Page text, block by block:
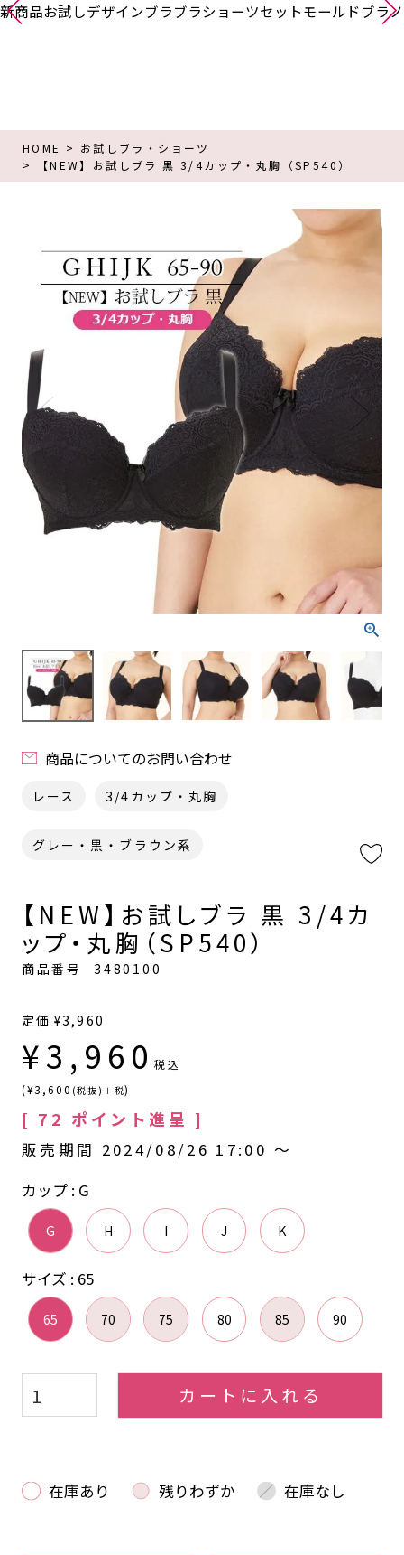
新商品お試しデザインブラブラショーツセットモールドブラ
HOME
お試しブラ・ショーツ
【NEW】お試しブラ 黒 3/4カップ・丸胸（SP540）
商品についてのお問い合わせ
レース 3/4カップ・丸胸
グレー・黒・ブラウン系
【NEW】お試しブラ 黒 3/4カ
ップ・丸胸（SP540）
商品番号 3480100
定価 ¥3,960
¥3,960 税込
(¥3,600 (税抜)＋税)
[ 72 ポイント進呈 ]
販売期間 2024/08/26 17:00 〜
サイズ 65
65 70 75 80 85 90
カップ G
G H I J K
カートに入れる
在庫あり 残りわずか 在庫なし